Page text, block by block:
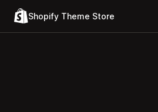
Shopify Theme Store